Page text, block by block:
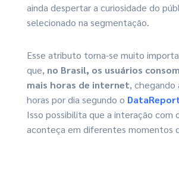
ainda despertar a curiosidade do
selecionado na segmentação.
Esse atributo torna-se muito
que, no Brasil, os usuários
mais horas de internet, chegando
horas por dia segundo o
Isso possibilita que a interação com
aconteça em diferentes momentos